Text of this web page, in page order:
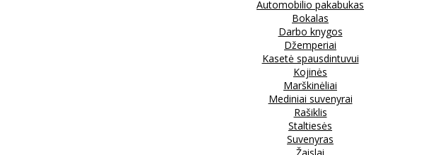
Automobilio pakabukas
Bokalas
Darbo knygos
Džemperiai
Kasetė spausdintuvui
Kojinės
Marškinėliai
Mediniai suvenyrai
Rašiklis
Staltiesės
Suvenyras
Žaislai